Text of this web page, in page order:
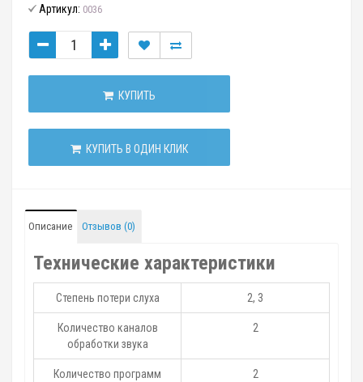
Артикул: 0036
КУПИТЬ
КУПИТЬ В ОДИН КЛИК
Описание Отзывов (0)
Технические характеристики
Степень потери слуха 2, 3
Количество каналов
обработки звука
2
Количество программ
2